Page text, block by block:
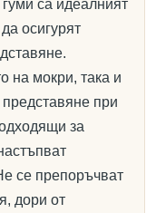
са идеалният
осигурят
на мокри, така и
при
за
се препоръчват
дори от